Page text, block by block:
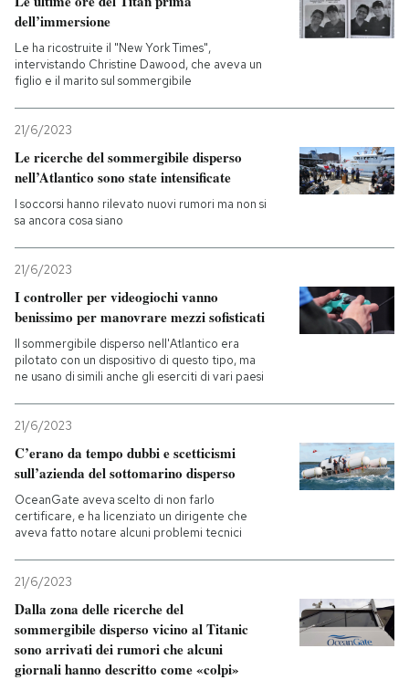
dell’immersione
Le ha ricostruite il "New York Times",
intervistando Christine Dawood, che aveva un
figlio e il marito sul sommergibile
21/6/2023
Le ricerche del sommergibile disperso
nell’Atlantico sono state intensificate
I soccorsi hanno rilevato nuovi rumori ma non si
sa ancora cosa siano
21/6/2023
I controller per videogiochi vanno
benissimo per manovrare mezzi sofisticati
Il sommergibile disperso nell'Atlantico era
pilotato con un dispositivo di questo tipo, ma
ne usano di simili anche gli eserciti di vari paesi
21/6/2023
C’erano da tempo dubbi e scetticismi
sull’azienda del sottomarino disperso
OceanGate aveva scelto di non farlo
certificare, e ha licenziato un dirigente che
aveva fatto notare alcuni problemi tecnici
21/6/2023
Dalla zona delle ricerche del
sommergibile disperso vicino al Titanic
sono arrivati dei rumori che alcuni
giornali hanno descritto come «colpi»